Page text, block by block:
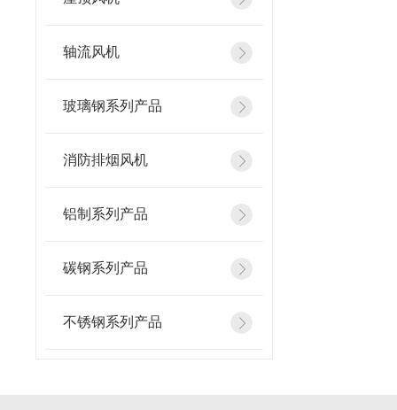
轴流风机
玻璃钢系列产品
消防排烟风机
铝制系列产品
碳钢系列产品
不锈钢系列产品